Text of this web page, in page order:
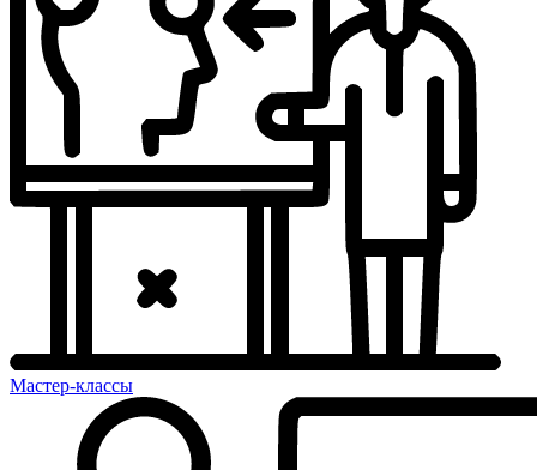
Мастер-классы